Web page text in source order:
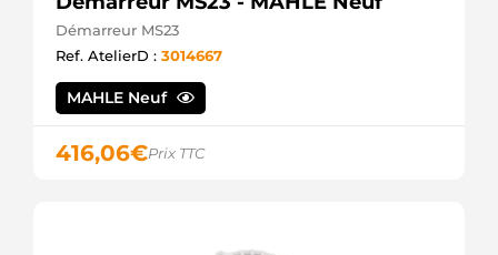
Démarreur MS23
Ref. AtelierD : 3014667
MAHLE Neuf
416,06€Prix TTC